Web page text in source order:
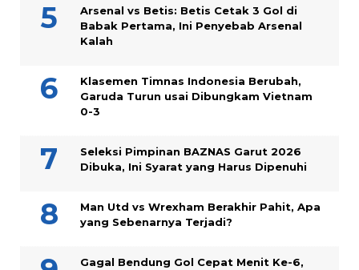
Arsenal vs Betis: Betis Cetak 3 Gol di
Babak Pertama, Ini Penyebab Arsenal
Kalah
Klasemen Timnas Indonesia Berubah,
Garuda Turun usai Dibungkam Vietnam
0-3
Seleksi Pimpinan BAZNAS Garut 2026
Dibuka, Ini Syarat yang Harus Dipenuhi
Man Utd vs Wrexham Berakhir Pahit, Apa
yang Sebenarnya Terjadi?
Gagal Bendung Gol Cepat Menit Ke-6,